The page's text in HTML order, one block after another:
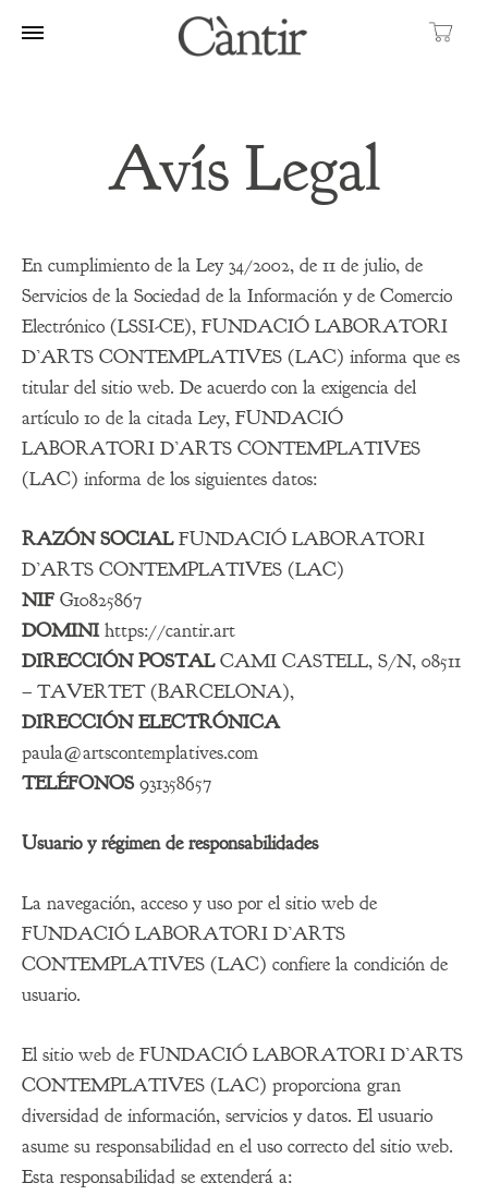
Avís Legal
En cumplimiento de la Ley 34/2002, de 11 de julio, de
Servicios de la Sociedad de la Información y de Comercio
Electrónico (LSSI-CE), FUNDACIÓ LABORATORI
D’ARTS CONTEMPLATIVES (LAC) informa que es
titular del sitio web. De acuerdo con la exigencia del
artículo 10 de la citada Ley, FUNDACIÓ
LABORATORI D’ARTS CONTEMPLATIVES
(LAC) informa de los siguientes datos:
RAZÓN SOCIALFUNDACIÓ LABORATORI
D’ARTS CONTEMPLATIVES (LAC)
NIF G10825867
DOMINI https://cantir.art
DIRECCIÓN POSTALCAMI CASTELL, S/N, 08511
– TAVERTET (BARCELONA),
DIRECCIÓN ELECTRÓNICA
paula@artscontemplatives.com
TELÉFONOS931358657
Usuario y régimen de responsabilidades
La navegación, acceso y uso por el sitio web de
FUNDACIÓ LABORATORI D’ARTS
CONTEMPLATIVES (LAC) confiere la condición de
usuario.
El sitio web de FUNDACIÓ LABORATORI D’ARTS
CONTEMPLATIVES (LAC) proporciona gran
diversidad de información, servicios y datos. El usuario
asume su responsabilidad en el uso correcto del sitio web.
Esta responsabilidad se extenderá a: